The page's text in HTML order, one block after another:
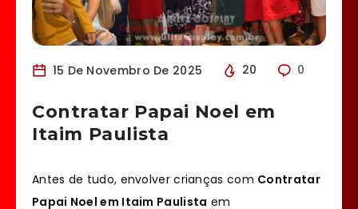
15 De Novembro De 2025 20 0
Contratar Papai Noel em
Itaim Paulista
Antes de tudo, envolver crianças com Contratar
Papai Noel em Itaim Paulista em